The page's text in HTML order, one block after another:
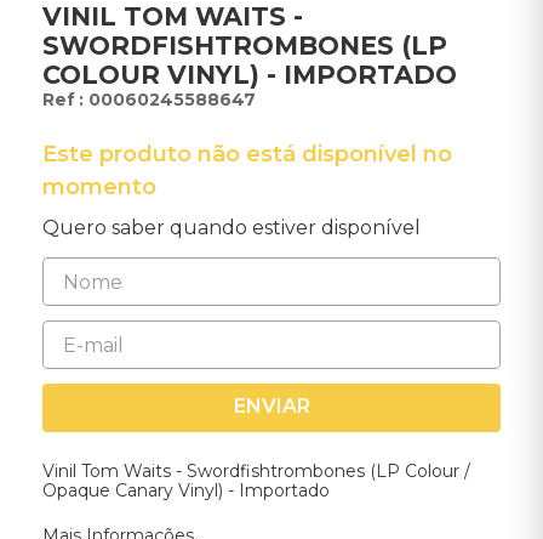
VINIL TOM WAITS -
SWORDFISHTROMBONES (LP
COLOUR VINYL) - IMPORTADO
: 00060245588647
Este produto não está disponível no
momento
Quero saber quando estiver disponível
ENVIAR
Vinil Tom Waits - Swordfishtrombones (LP Colour /
Opaque Canary Vinyl) - Importado